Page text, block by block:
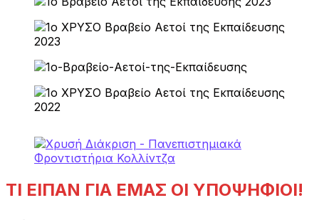
ΤΙ ΕΙΠΑΝ ΓΙΑ ΕΜΑΣ ΟΙ ΥΠΟΨΗΦΙΟΙ!